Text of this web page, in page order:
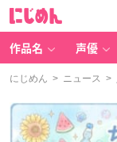
作品名 声優
にじめん > ニュース >